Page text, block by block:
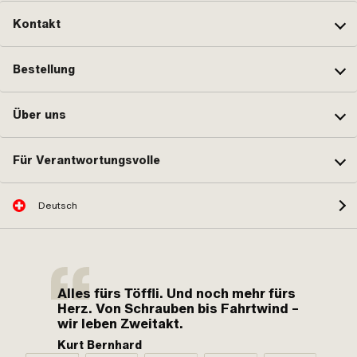
Kontakt
Bestellung
Über uns
Für Verantwortungsvolle
Deutsch
Alles fürs Töffli. Und noch mehr fürs
Herz. Von Schrauben bis Fahrtwind –
wir leben Zweitakt.
Kurt Bernhard